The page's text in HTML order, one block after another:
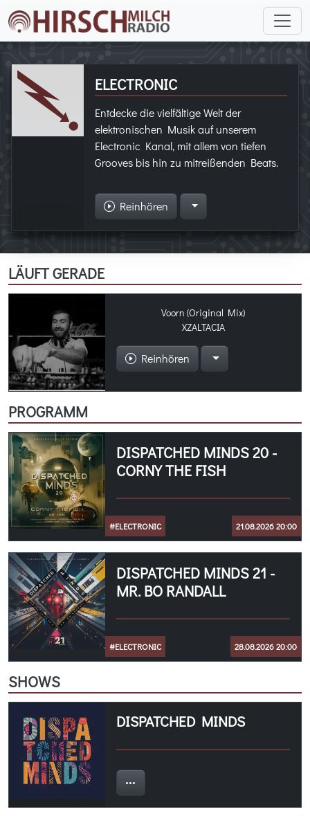
ELECTRONIC
Entdecke die vielfältige Welt der
elektronischen Musik auf unserem
Electronic Kanal, mit allem von tiefen
Grooves bis hin zu mitreißenden Beats.
Reinhören
LÄUFT GERADE
Voorn (Original Mix)
XZALTACIA
Reinhören
PROGRAMM
DISPATCHED MINDS 20 -
CORNY THE FISH
#ELECTRONIC 21.08.2026 20:00
DISPATCHED MINDS 21 -
MR. BO RANDALL
#ELECTRONIC 28.08.2026 20:00
SHOWS
DISPATCHED MINDS